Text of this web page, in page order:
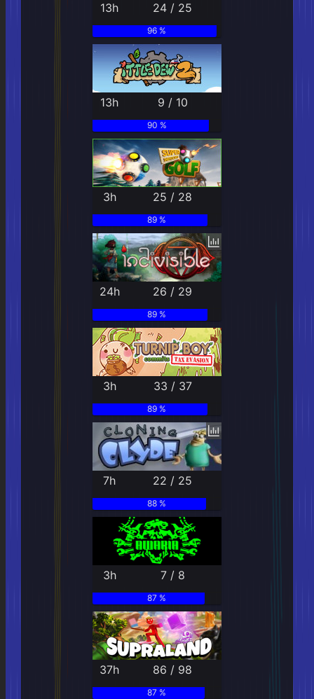
13h 24 / 25
96 %
13h 9 / 10
90 %
3h 25 / 28
89 %
24h 26 / 29
89 %
3h 33 / 37
89 %
7h 22 / 25
88 %
3h 7 / 8
87 %
37h 86 / 98
87 %